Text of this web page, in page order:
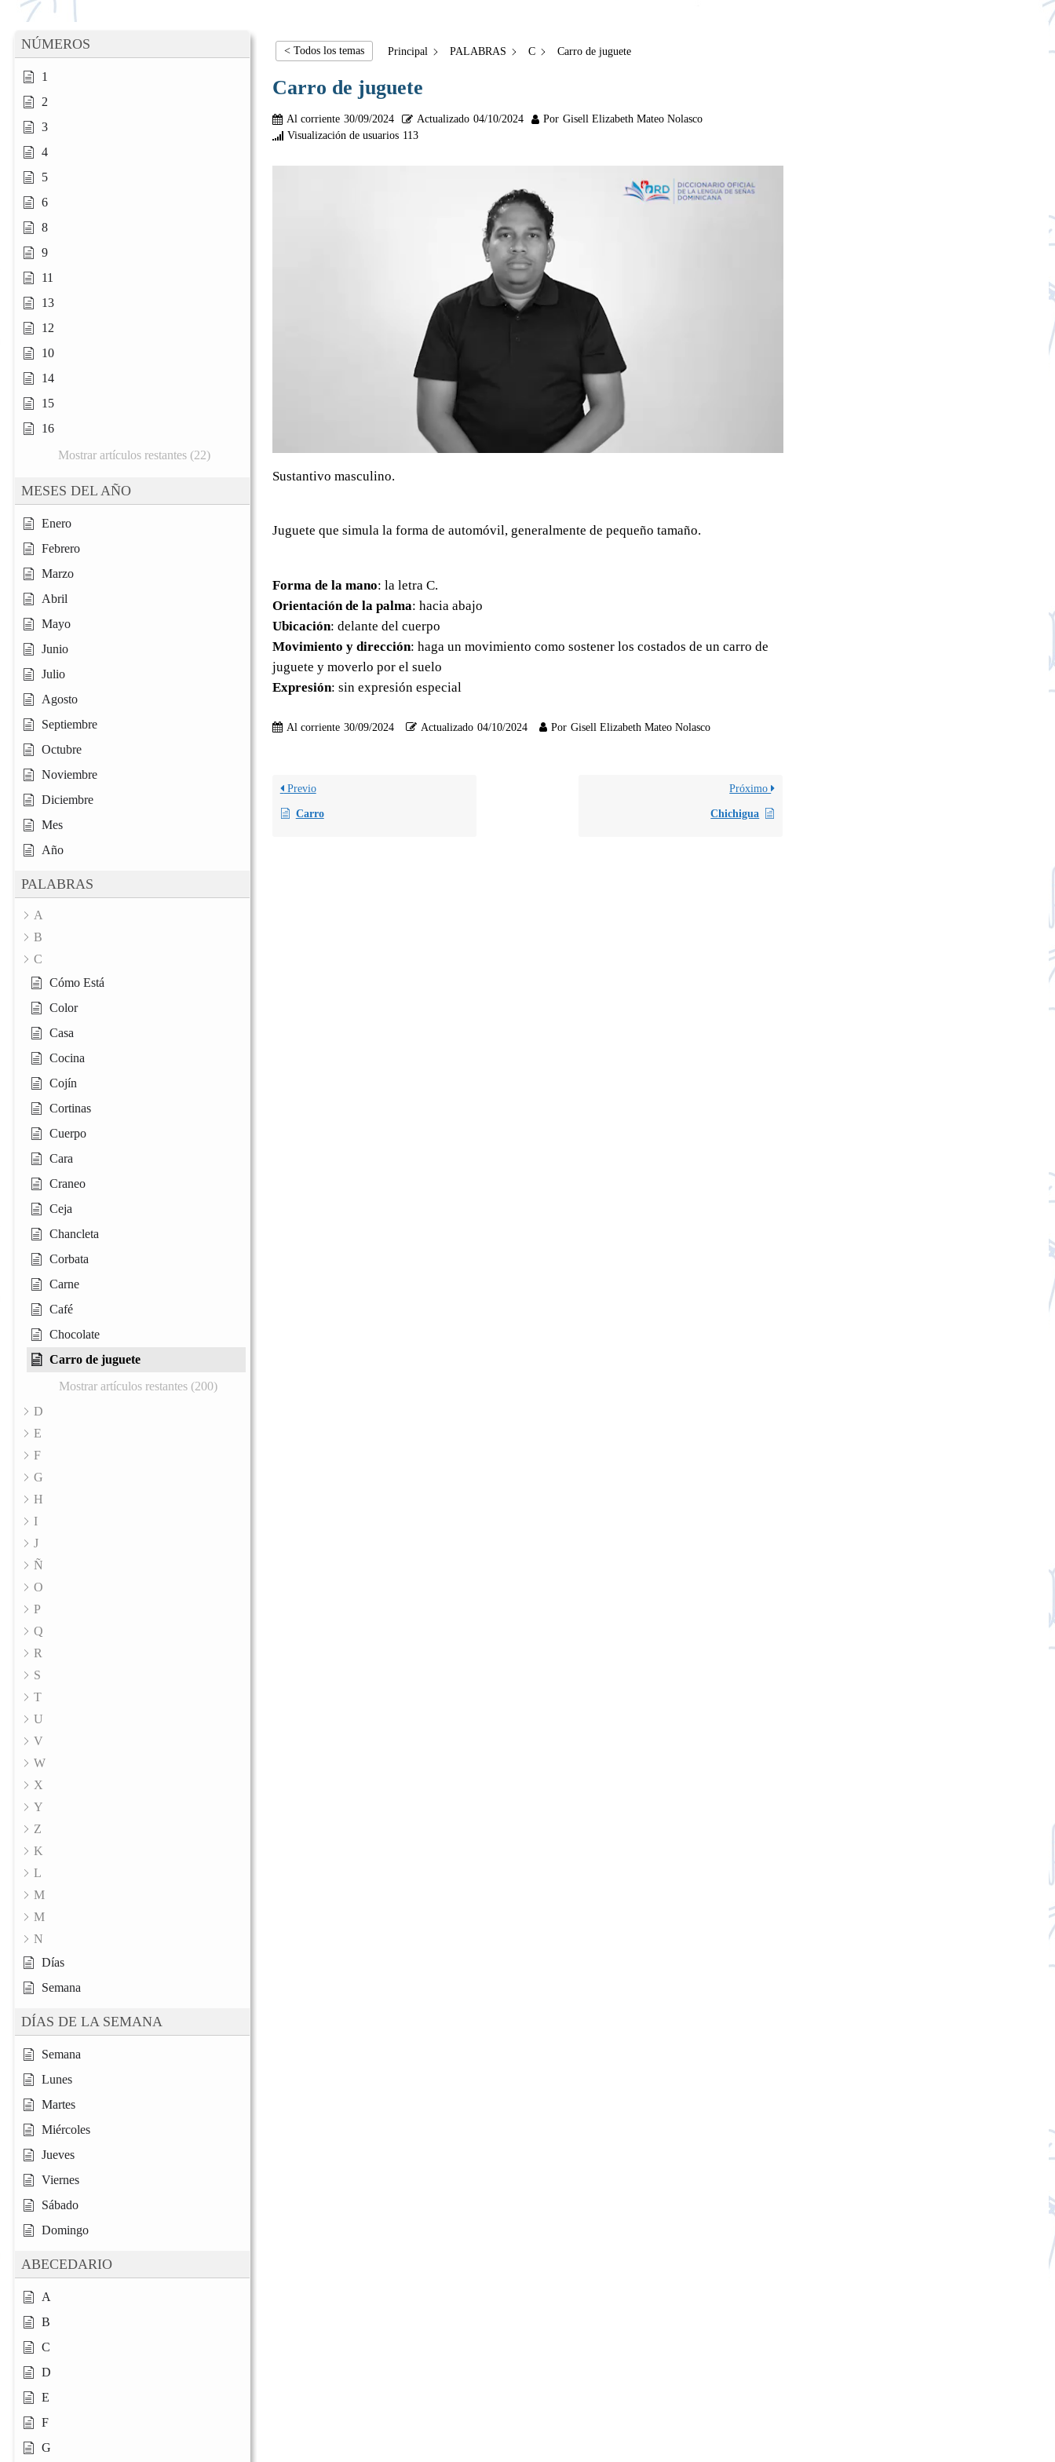
NÚMEROS
1
2
3
4
5
6
8
9
11
13
12
10
14
15
16
Mostrar artículos restantes (22)
MESES DEL AÑO
Enero
Febrero
Marzo
Abril
Mayo
Junio
Julio
Agosto
Septiembre
Octubre
Noviembre
Diciembre
Mes
Año
PALABRAS
A
B
C
Cómo Está
Color
Casa
Cocina
Cojín
Cortinas
Cuerpo
Cara
Craneo
Ceja
Chancleta
Corbata
Carne
Café
Chocolate
Carro de juguete
Mostrar artículos restantes (200)
D
E
F
G
H
I
J
Ñ
O
P
Q
R
S
T
U
V
W
X
Y
Z
K
L
M
M
N
Días
Semana
DÍAS DE LA SEMANA
Semana
Lunes
Martes
Miércoles
Jueves
Viernes
Sábado
Domingo
ABECEDARIO
A
B
C
D
E
F
G
< Todos los temas Principal PALABRAS C Carro de juguete
Carro de juguete
Al corriente 30/09/2024 Actualizado 04/10/2024 Por Gisell Elizabeth Mateo Nolasco
Visualización de usuarios 113
Sustantivo masculino.
Juguete que simula la forma de automóvil, generalmente de pequeño tamaño.
Forma de la mano: la letra C.
Orientación de la palma: hacia abajo
Ubicación: delante del cuerpo
Movimiento y dirección: haga un movimiento como sostener los costados de un carro de
juguete y moverlo por el suelo
Expresión: sin expresión especial
Al corriente 30/09/2024 Actualizado 04/10/2024 Por Gisell Elizabeth Mateo Nolasco
Previo
Carro
Próximo
Chichigua